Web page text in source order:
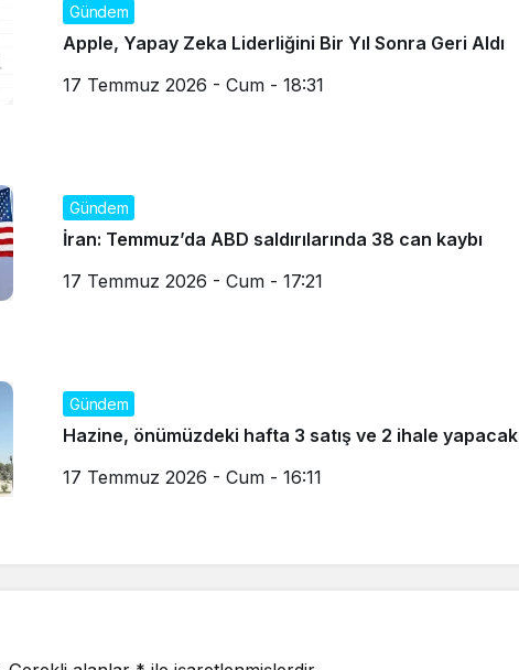
Gündem
Apple, Yapay Zeka Liderliğini Bir Yıl Sonra Geri Aldı
17 Temmuz 2026 - Cum - 18:31
Gündem
İran: Temmuz’da ABD saldırılarında 38 can kaybı
17 Temmuz 2026 - Cum - 17:21
Gündem
Hazine, önümüzdeki hafta 3 satış ve 2 ihale yapacak
17 Temmuz 2026 - Cum - 16:11